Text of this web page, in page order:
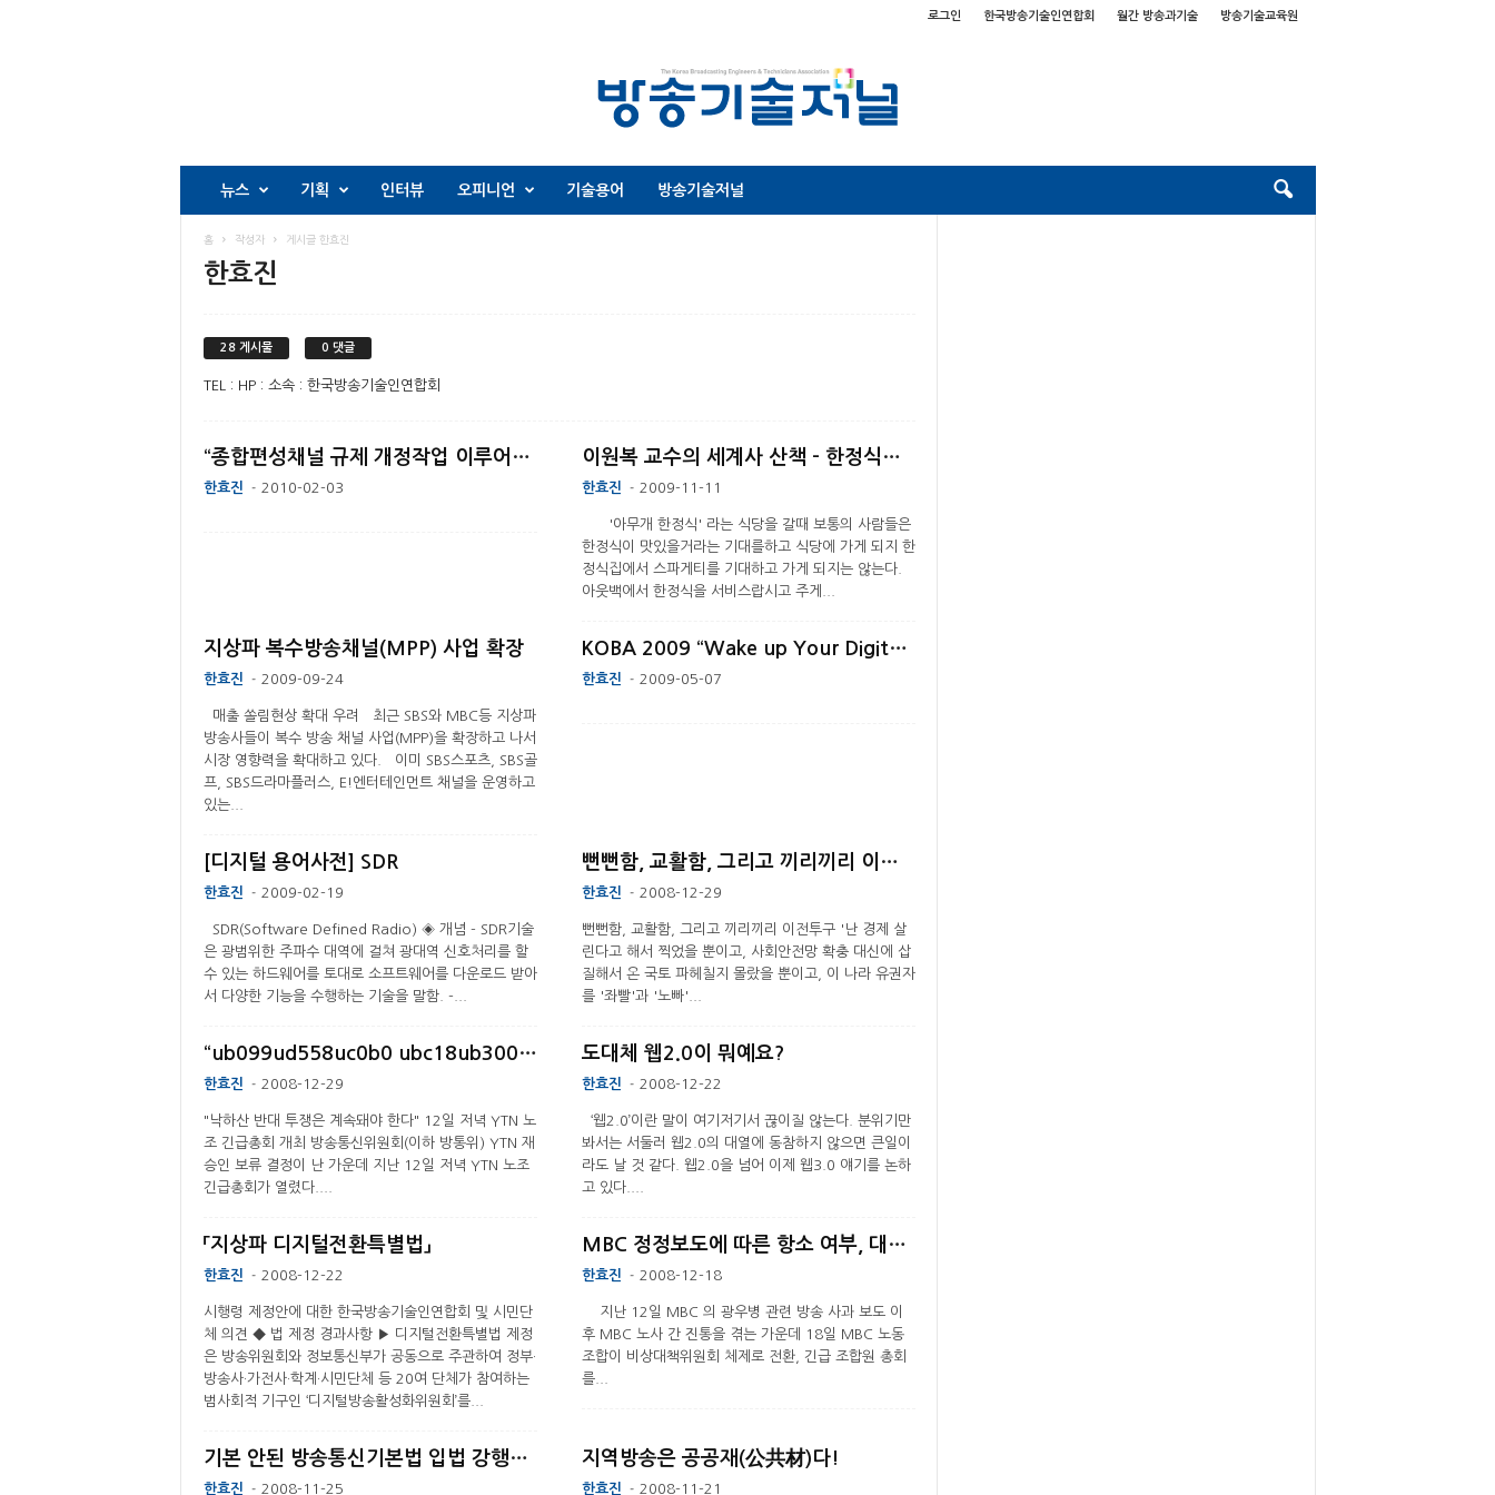
로그인 한국방송기술인연합회 월간 방송과기술 방송기술교육원
뉴스 기획 인터뷰 오피니언 기술용어 방송기술저널
홈 작성자 게시글 한효진
한효진
28 게시물 0 댓글
TEL : HP : 소속 : 한국방송기술인연합회
“종합편성채널 규제 개정작업 이루어져야“
한효진 - 2010-02-03
이원복 교수의 세계사 산책 – 한정식집 스파게티
한효진 - 2009-11-11
'아무개 한정식' 라는 식당을 갈때 보통의 사람들은
한정식이 맛있을거라는 기대를하고 식당에 가게 되지 한
정식집에서 스파게티를 기대하고 가게 되지는 않는다.
아웃백에서 한정식을 서비스랍시고 주게...
지상파 복수방송채널(MPP) 사업 확장
한효진 - 2009-09-24
매출 쏠림현상 확대 우려 최근 SBS와 MBC등 지상파
방송사들이 복수 방송 채널 사업(MPP)을 확장하고 나서
시장 영향력을 확대하고 있다. 이미 SBS스포츠, SBS골
프, SBS드라마플러스, E!엔터테인먼트 채널을 운영하고
있는...
KOBA 2009 “Wake up Your Digital Emotion”
한효진 - 2009-05-07
[디지털 용어사전] SDR
한효진 - 2009-02-19
SDR(Software Defined Radio) ◈ 개념 - SDR기술
은 광범위한 주파수 대역에 걸쳐 광대역 신호처리를 할
수 있는 하드웨어를 토대로 소프트웨어를 다운로드 받아
서 다양한 기능을 수행하는 기술을 말함. -...
뻔뻔함, 교활함, 그리고 끼리끼리 이전투구
한효진 - 2008-12-29
뻔뻔함, 교활함, 그리고 끼리끼리 이전투구 '난 경제 살
린다고 해서 찍었을 뿐이고, 사회안전망 확충 대신에 삽
질해서 온 국토 파헤칠지 몰랐을 뿐이고, 이 나라 유권자
를 '좌빨'과 '노빠'...
“ub099ud558uc0b0 ubc18ub300 ud22cuc7c1uc740 uacc4uc18dub3fcuc57c ud55cub2e4”
한효진 - 2008-12-29
"낙하산 반대 투쟁은 계속돼야 한다" 12일 저녁 YTN 노
조 긴급총회 개최 방송통신위원회(이하 방통위) YTN 재
승인 보류 결정이 난 가운데 지난 12일 저녁 YTN 노조
긴급총회가 열렸다....
도대체 웹2.0이 뭐예요?
한효진 - 2008-12-22
‘웹2.0’이란 말이 여기저기서 끊이질 않는다. 분위기만
봐서는 서둘러 웹2.0의 대열에 동참하지 않으면 큰일이
라도 날 것 같다. 웹2.0을 넘어 이제 웹3.0 얘기를 논하
고 있다....
「지상파 디지털전환특별법」
한효진 - 2008-12-22
시행령 제정안에 대한 한국방송기술인연합회 및 시민단
체 의견 ◆ 법 제정 경과사항 ▶ 디지털전환특별법 제정
은 방송위원회와 정보통신부가 공동으로 주관하여 정부·
방송사·가전사·학계·시민단체 등 20여 단체가 참여하는
범사회적 기구인 ‘디지털방송활성화위원회’를...
MBC 정정보도에 따른 항소 여부, 대응방향 결정
한효진 - 2008-12-18
지난 12일 MBC 의 광우병 관련 방송 사과 보도 이
후 MBC 노사 간 진통을 겪는 가운데 18일 MBC 노동
조합이 비상대책위원회 체제로 전환, 긴급 조합원 총회
를...
기본 안된 방송통신기본법 입법 강행하나
한효진 - 2008-11-25
지역방송은 공공재(公共材)다!
한효진 - 2008-11-21